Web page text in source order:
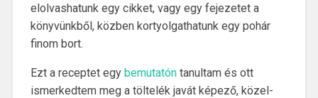
elolvashatunk egy cikket, vagy egy fejezetet a
könyvünkből, közben kortyolgathatunk egy pohár
finom bort.
Ezt a receptet egy bemutatóntanultam és ott
ismerkedtem meg a töltelék javát képező, közel-